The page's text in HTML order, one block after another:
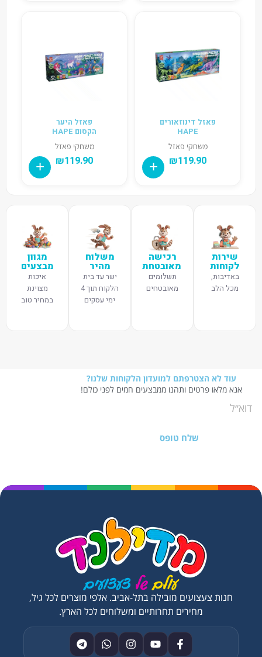
פאזל דינוזאורים
HAPE
משחקי פאזל
₪119.90
פאזל היער
הקסום HAPE
משחקי פאזל
₪119.90
שירות
לקוחות
באדיבות,
מכל הלב
רכישה
מאובטחת
תשלומים
מאובטחים
משלוח
מהיר
ישר עד בית
הלקוח תוך 4
ימי עסקים
מגוון
מבצעים
איכות
מצוינת
במחיר טוב
עוד לא הצטרפתם למועדון הלקוחות שלנו?
אנא מלאו פרטים ותהנו ממבצעים חמים לפני כולם!
שלח טופס
חנות צעצועים מובילה בתל-אביב. אלפי מוצרים לכל גיל,
מחירים תחרותיים ומשלוחים לכל הארץ.